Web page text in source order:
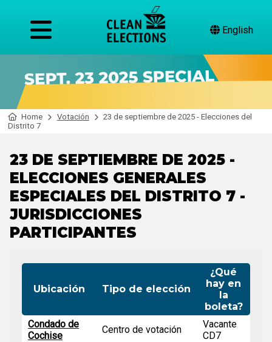
English
Home Votación
23 de septiembre de 2025 - Elecciones del
Distrito 7
23 DE SEPTIEMBRE DE 2025 -
ELECCIONES GENERALES
ESPECIALES DEL DISTRITO 7 -
JURISDICCIONES
PARTICIPANTES
Ubicación Tipo de elección
¿Qué
hay en
la
boleta?
Condado de
Cochise
Centro de votación
Vacante
CD7